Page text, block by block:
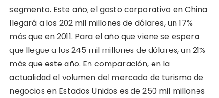
segmento. Este año, el gasto corporativo en China
llegará a los 202 mil millones de dólares, un 17%
más que en 2011. Para el año que viene se espera
que llegue a los 245 mil millones de dólares, un 21%
más que este año. En comparación, en la
actualidad el volumen del mercado de turismo de
negocios en Estados Unidos es de 250 mil millones